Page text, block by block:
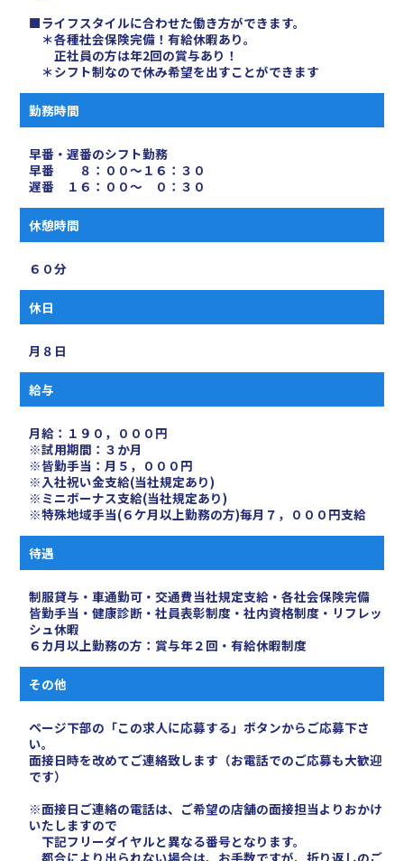
■ライフスタイルに合わせた働き方ができます。
＊各種社会保険完備！有給休暇あり。
正社員の方は年2回の賞与あり！
＊シフト制なので休み希望を出すことができます
勤務時間
早番・遅番のシフト勤務
早番 ８：００～１６：３０
遅番 １６：００～ ０：３０
休憩時間
６０分
休日
月８日
給与
月給：１９０，０００円
※試用期間：３か月
※皆勤手当：月５，０００円
※入社祝い金支給(当社規定あり)
※ミニボーナス支給(当社規定あり)
※特殊地域手当(６ケ月以上勤務の方)毎月７，０００円支給
待遇
制服貸与・車通勤可・交通費当社規定支給・各社会保険完備
皆勤手当・健康診断・社員表彰制度・社内資格制度・リフレッ
シュ休暇
６カ月以上勤務の方：賞与年２回・有給休暇制度
その他
ページ下部の「この求人に応募する」ボタンからご応募下さ
い。
面接日時を改めてご連絡致します（お電話でのご応募も大歓迎
です）
※面接日ご連絡の電話は、ご希望の店舗の面接担当よりおかけ
いたしますので
下記フリーダイヤルと異なる番号となります。
都合により出られない場合は、お手数ですが、折り返しのご